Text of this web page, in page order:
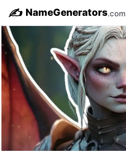
✍️ NameGenerators.com